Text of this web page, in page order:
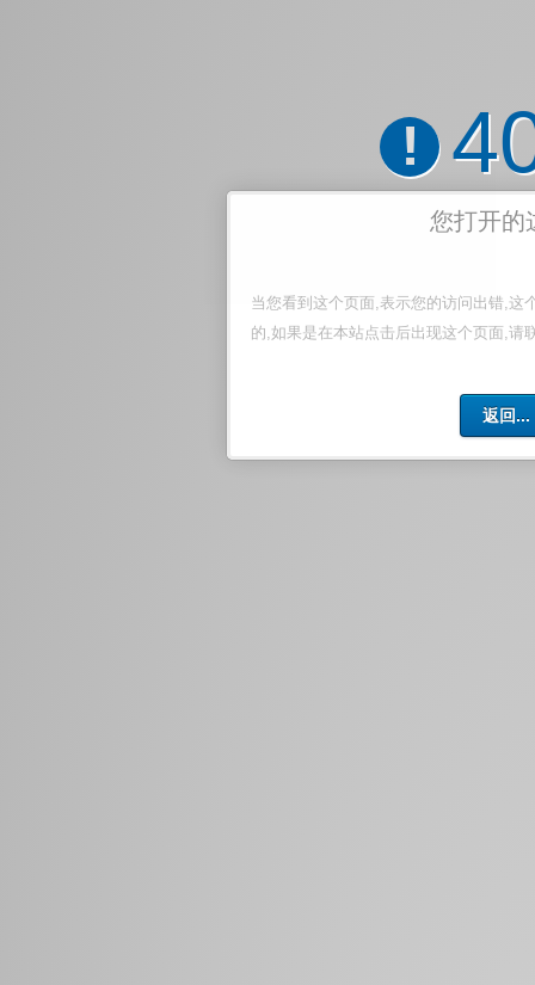
!
您打开的
当您看到这个页面,表示您的访问出错,这
的,如果是在本站点击后出现这个页面,请
返回...